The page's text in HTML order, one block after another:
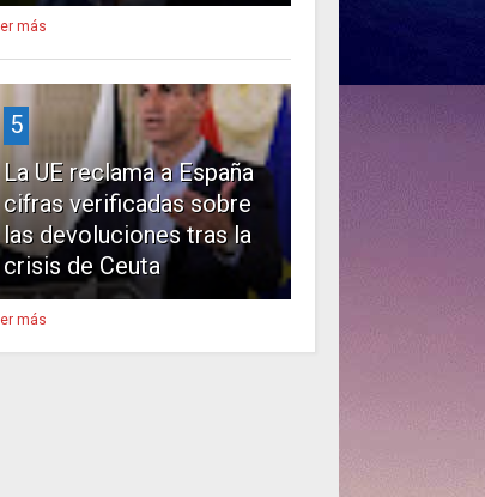
más
5
La UE reclama a España
cifras verificadas sobre
las devoluciones tras la
crisis de Ceuta
más